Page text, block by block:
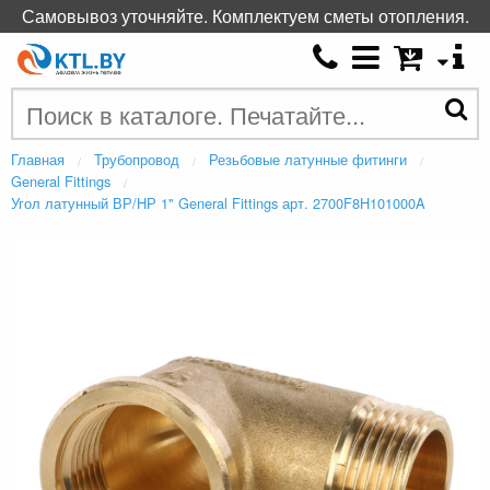
Главная Трубопровод
Резьбовые латунные фитинги
General Fittings
Угол латунный ВР/НР 1" General Fittings арт. 2700F8H101000A
Самовывоз уточняйте. Комплектуем сметы отопления.